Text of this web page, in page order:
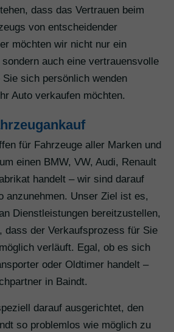
dass das Vertrauen beim
von entscheidender
möchten wir nicht nur ein
auch eine vertrauensvolle
sich persönlich wenden
Auto verkaufen möchten.
für Fahrzeuge aller Marken und
einen BMW, VW, Audi, Renault
handelt – wir sind darauf
anzunehmen. Unser Ziel ist es,
Dienstleistungen bereitzustellen,
dass der Verkaufsprozess für Sie
verläuft. Egal, ob es sich
oder Oldtimer handelt –
in Baindt.
darauf ausgerichtet, den
so problemlos wie möglich zu